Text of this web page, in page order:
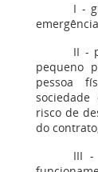
I -
II -
pequeno
pessoa
risco de
do
III -